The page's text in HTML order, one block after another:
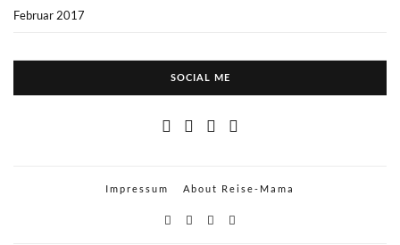
Februar 2017
SOCIAL ME
Impressum About Reise-Mama